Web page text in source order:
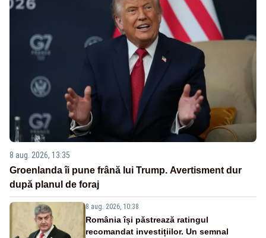
8 aug. 2026, 13:35
Groenlanda îi pune frână lui Trump. Avertisment dur
după planul de foraj
8 aug. 2026, 10:38
România își păstrează ratingul
recomandat investițiilor. Un semnal